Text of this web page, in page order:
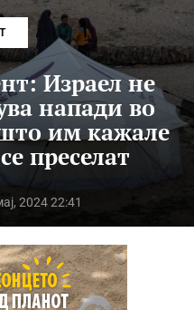
Израел не
напади во
им кажале
преселат
2024 22:41